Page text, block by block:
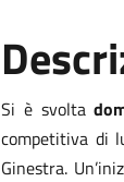
Si è svolta
competitiva di
Ginestra.